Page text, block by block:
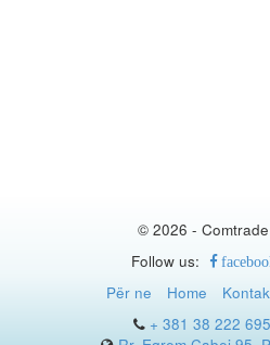
© 2026 -
Follow us:
Për ne Home
+ 381 38 222 695